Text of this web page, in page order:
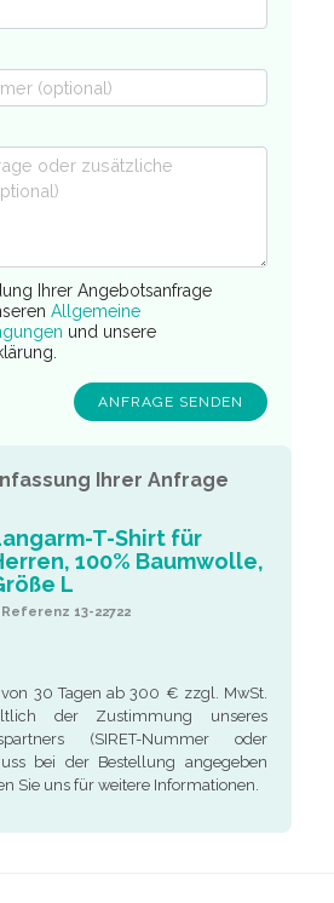
Ihrer Angebotsanfrage
Allgemeine
und unsere
Ihrer Anfrage
T-Shirt für
100% Baumwolle,
L
Referenz 13-22722
30 Tagen ab 300 € zzgl. MwSt.
der Zustimmung unseres
(SIRET-Nummer oder
bei der Bestellung angegeben
Sie uns für weitere Informationen.